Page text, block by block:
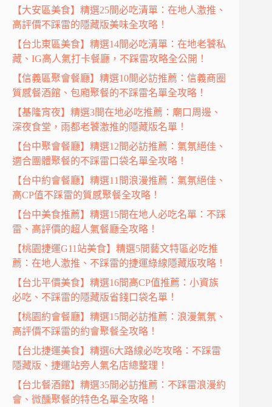
【大安區美食】精選25間必吃清單：在地人激推、
高評價不踩雷的隱藏版美味全攻略！
【台北東區美食】精選14間必吃清單：在地老饕私
藏、IG高人氣打卡餐廳，不踩雷攻略全公開！
【信義區聚會餐廳】精選10間必訪推薦：信義商圈
質感餐酒館、包廂聚餐的不踩雷名單全攻略！
【基隆宵夜】精選3間在地必吃推薦：廟口周邊、
深夜食堂，雨都老饕激推的隱藏版名單！
【台中聚會餐廳】精選12間必訪推薦：氣氛絕佳、
適合團體聚餐的不踩雷口袋名單全攻略！
【台中約會餐廳】精選11間浪漫推薦：氣氛絕佳、
高CP值不踩雷的質感聚餐全攻略！
【台中美食推薦】精選15間在地人必吃名單：不踩
雷、高評價的超人氣餐廳全攻略！
【桃園捷運G11站美食】精選5間藝文特區必吃推
薦：在地人激推、不踩雷的捷運綠線隱藏版攻略！
【台北平價美食】精選16間高CP值推薦：小資族
必吃、不踩雷的隱藏版省錢口袋名單！
【桃園約會餐廳】精選15間必訪推薦：浪漫氣氛、
高評價不踩雷的約會聚餐全攻略！
【台北捷運美食】精選6大路線必吃攻略：不踩雷
隱藏版、捷運站旁人氣名店總整理！
【台北餐酒館】精選35間必訪推薦：不踩雷浪漫約
會、微醺聚餐的特色名單全攻略！